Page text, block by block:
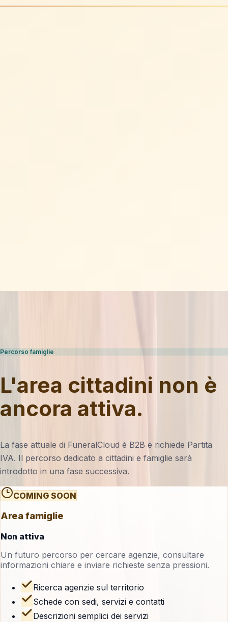
più semplice trovare informazioni affidabili.
Percorso famiglie
L'area cittadini non è
ancora attiva.
La fase attuale di FuneralCloud è B2B e richiede Partita
IVA. Il percorso dedicato a cittadini e famiglie sarà
introdotto in una fase successiva.
COMING SOON
Area famiglie
Non attiva
Un futuro percorso per cercare agenzie, consultare
informazioni chiare e inviare richieste senza pressioni.
Ricerca agenzie sul territorio
Schede con sedi, servizi e contatti
Descrizioni semplici dei servizi